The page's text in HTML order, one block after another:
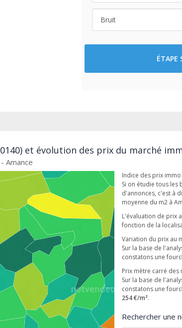
ÉTAPE
et évolution des prix du marché
Amance
Indice des prix
Si on étudie tous
d'annonces, c'est à
moyenne du m2 à
L'évaluation de prix
fonction de la
Variation du prix au
Sur la base de
constatons une
Prix mètre carré des
Sur la base de
constatons une
254 €/m².
Rechercher une